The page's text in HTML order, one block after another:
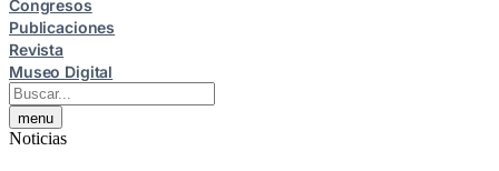
Congresos
Publicaciones
Revista
Museo Digital
menu
Noticias